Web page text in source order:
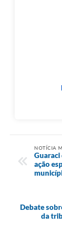
NOTÍCIA
ação
Debate
da